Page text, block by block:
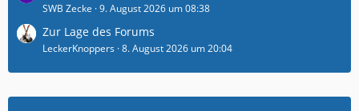
SWB Zecke 9. August 2026 um 08:38
Zur Lage des Forums
LeckerKnoppers 8. August 2026 um 20:04